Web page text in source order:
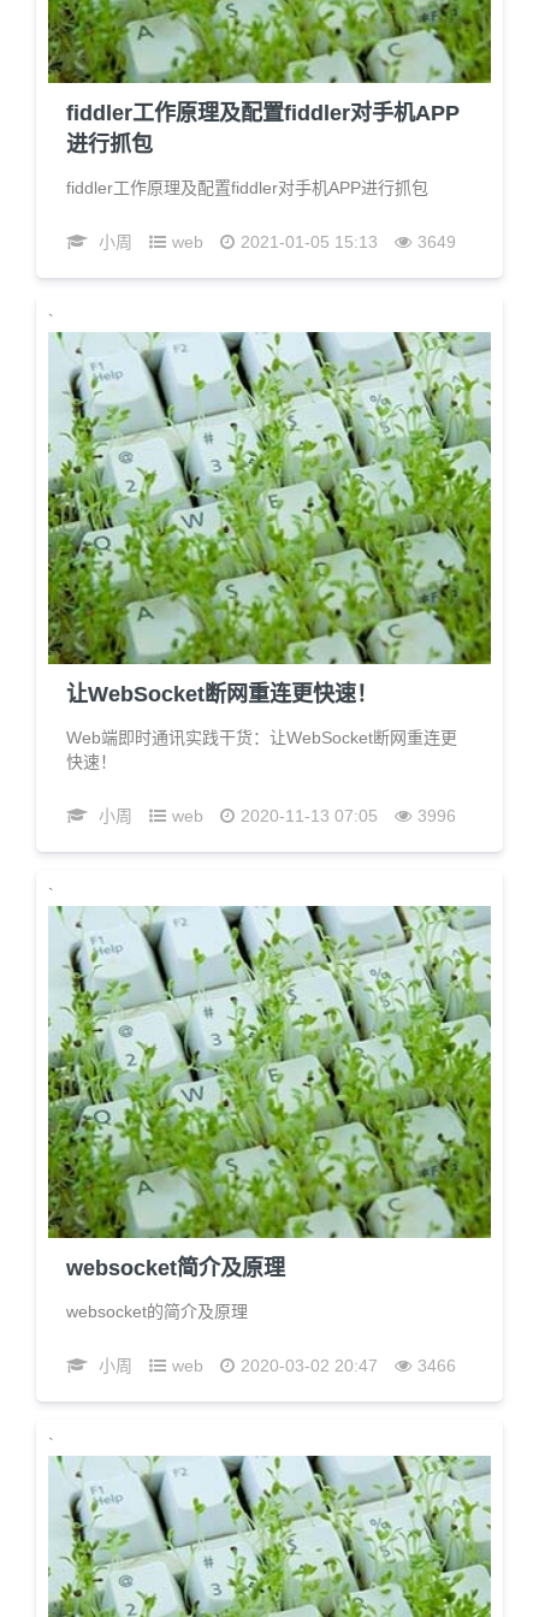
fiddler工作原理及配置fiddler对手机APP
进行抓包
fiddler工作原理及配置fiddler对手机APP进行抓包
小周 web 2021-01-05 15:13 3649
`
让WebSocket断网重连更快速！
Web端即时通讯实践干货：让WebSocket断网重连更
快速！
小周 web 2020-11-13 07:05 3996
`
websocket简介及原理
websocket的简介及原理
小周 web 2020-03-02 20:47 3466
`